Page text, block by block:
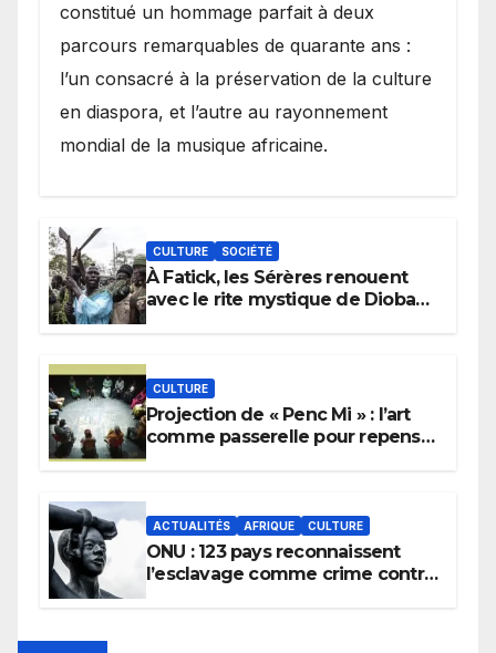
constitué un hommage parfait à deux
parcours remarquables de quarante ans :
l’un consacré à la préservation de la culture
en diaspora, et l’autre au rayonnement
mondial de la musique africaine.
CULTURE SOCIÉTÉ
À Fatick, les Sérères renouent
avec le rite mystique de Diobaye
CULTURE
Projection de « Penc Mi » : l’art
comme passerelle pour repenser
ACTUALITÉS AFRIQUE CULTURE
ONU : 123 pays reconnaissent
l’esclavage comme crime contre